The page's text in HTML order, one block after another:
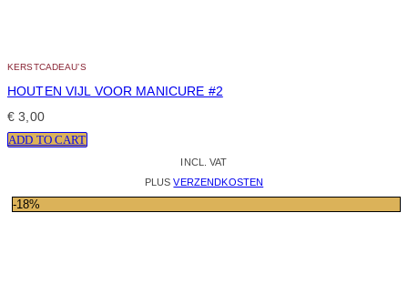
KERSTCADEAU’S
HOUTEN VIJL VOOR MANICURE #2
€ 3,00
ADD TO CART
INCL. VAT
PLUSVERZENDKOSTEN
-18%